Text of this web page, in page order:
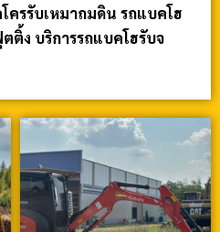
ครรับเหมาถมดิน รถแบคโฮ
ติ้ง บริการรถแบคโฮรับจ